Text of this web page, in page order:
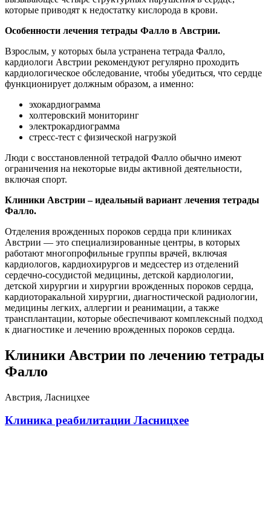
которые приводят к недостатку кислорода в крови.
Особенности лечения тетрады Фалло в Австрии.
Взрослым, у которых была устранена тетрада Фалло,
кардиологи Австрии рекомендуют регулярно проходить
кардиологическое обследование, чтобы убедиться, что сердце
функционирует должным образом, а именно:
эхокардиограмма
холтеровский мониторинг
электрокардиограмма
стресс-тест с физической нагрузкой
Люди с восстановленной тетрадой Фалло обычно имеют
ограничения на некоторые виды активной деятельности,
включая спорт.
Клиники Австрии – идеальный вариант лечения тетрады
Фалло.
Отделения врожденных пороков сердца при клиниках
Австрии — это специализированные центры, в которых
работают многопрофильные группы врачей, включая
кардиологов, кардиохирургов и медсестер из отделений
сердечно-сосудистой медицины, детской кардиологии,
детской хирургии и хирургии врожденных пороков сердца,
кардиоторакальной хирургии, диагностической радиологии,
медицины легких, аллергии и реанимации, а также
трансплантации, которые обеспечивают комплексный подход
к диагностике и лечению врожденных пороков сердца.
Клиники Австрии по лечению тетрады
Фалло
Австрия, Ласницхее
Клиника реабилитации Ласницхее